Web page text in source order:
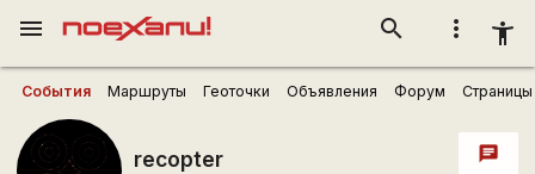
more_vert accessibility_new
search
menu
События Маршруты Геоточки Объявления Форум Страницы
recopter chat